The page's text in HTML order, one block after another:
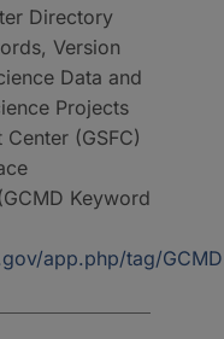
Directory
Version
Data and
Projects
(GSFC)
Keyword
app.php/tag/